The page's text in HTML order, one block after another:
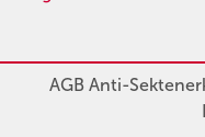
AGBAnti-